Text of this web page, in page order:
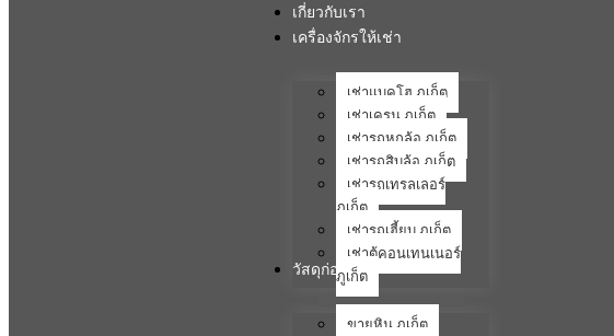
เกี่ยวกับเรา
เครื่องจักรให้เช่า
เช่าแบคโฮ ภูเก็ต
เช่าเครน ภูเก็ต
เช่ารถหกล้อ ภูเก็ต
เช่ารถสิบล้อ ภูเก็ต
เช่ารถเทรลเลอร์
ภูเก็ต
เช่ารถเฮี้ยบ ภูเก็ต
เช่าตู้คอนเทนเนอร์
ภูเก็ต
วัสดุก่อสร้าง
ขายหิน ภูเก็ต